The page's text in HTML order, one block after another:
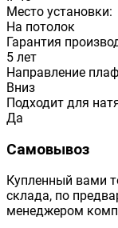
Место установки:
На потолок
Гарантия
5 лет
Направление
Вниз
Подходит для
Да
Самовывоз
Купленный вами
склада, по
менеджером